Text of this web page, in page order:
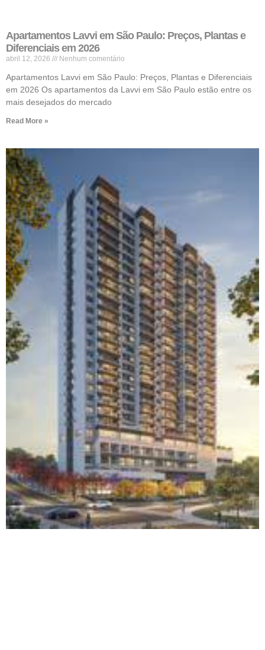
Apartamentos Lavvi em São Paulo: Preços, Plantas e
Diferenciais em 2026
abril 12, 2026 Nenhum comentário
Apartamentos Lavvi em São Paulo: Preços, Plantas e Diferenciais
em 2026 Os apartamentos da Lavvi em São Paulo estão entre os
mais desejados do mercado
Read More »